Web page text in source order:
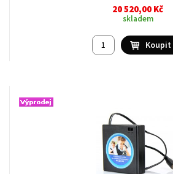
20 520,00 Kč
skladem